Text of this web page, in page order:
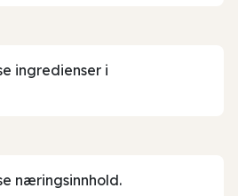
ingredienser i
næringsinnhold.